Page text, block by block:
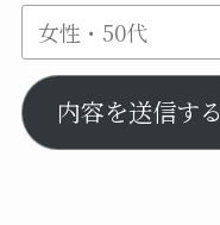
内容を送信する